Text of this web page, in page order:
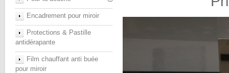
Encadrement pour miroir
Protections & Pastille
antidérapante
Film chauffant anti buée
pour miroir